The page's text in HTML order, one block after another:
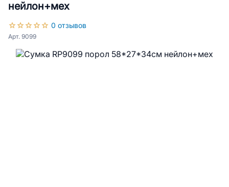
нейлон+мех
0 отзывов
Арт. 9099